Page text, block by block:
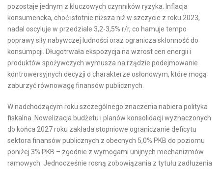
pozostaje jednym z kluczowych czynników ryzyka. Inflacja
konsumencka, choć istotnie niższa niż w szczycie z roku 2023,
nadal oscyluje w przedziale 3,2-3,5% r/r, co hamuje tempo
poprawy siły nabywczej ludności oraz ogranicza skłonność do
konsumpcji. Długotrwała ekspozycja na wzrost cen energii i
produktów spożywczych wymusza na rządzie podejmowanie
kontrowersyjnych decyzji o charakterze osłonowym, które mogą
zaburzyć równowagę finansów publicznych.
W nadchodzącym roku szczególnego znaczenia nabiera polityka
fiskalna. Nowelizacja budżetu i planów konsolidacji wyznaczonych
do końca 2027 roku zakłada stopniowe ograniczanie deficytu
sektora finansów publicznych z obecnych 5,0% PKB do poziomu
poniżej 3% PKB – zgodnie z wymogami unijnych mechanizmów
ramowych. Jednocześnie rosną zobowiązania z tytułu zadłużenia